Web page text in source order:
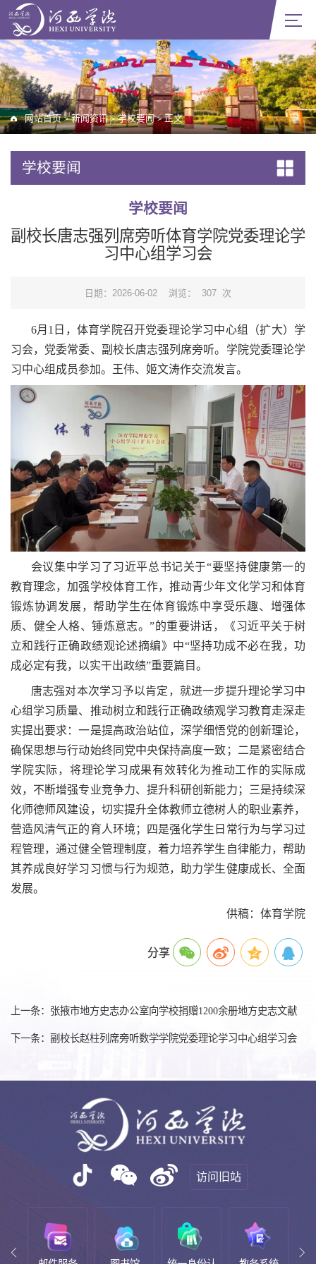
网站首页 > 新闻资讯 > 学校要闻 > 正文
学校要闻
学校要闻
副校长唐志强列席旁听体育学院党委理论学
习中心组学习会
日期：2026-06-02 浏览： 307 次
6月1日，体育学院召开党委理论学习中心组（扩大）学
习会，党委常委、副校长唐志强列席旁听。学院党委理论学
习中心组成员参加。王伟、姬文涛作交流发言。
会议集中学习了习近平总书记关于“要坚持健康第一的
教育理念，加强学校体育工作，推动青少年文化学习和体育
锻炼协调发展，帮助学生在体育锻炼中享受乐趣、增强体
质、健全人格、锤炼意志。”的重要讲话，《习近平关于树
立和践行正确政绩观论述摘编》中“坚持功成不必在我，功
成必定有我，以实干出政绩”重要篇目。
唐志强对本次学习予以肯定，就进一步提升理论学习中
心组学习质量、推动树立和践行正确政绩观学习教育走深走
实提出要求：一是提高政治站位，深学细悟党的创新理论，
确保思想与行动始终同党中央保持高度一致；二是紧密结合
学院实际，将理论学习成果有效转化为推动工作的实际成
效，不断增强专业竞争力、提升科研创新能力；三是持续深
化师德师风建设，切实提升全体教师立德树人的职业素养，
营造风清气正的育人环境；四是强化学生日常行为与学习过
程管理，通过健全管理制度，着力培养学生自律能力，帮助
其养成良好学习习惯与行为规范，助力学生健康成长、全面
发展。
供稿：体育学院
分享
上一条：张掖市地方史志办公室向学校捐赠1200余册地方史志文献
下一条：副校长赵柱列席旁听数学学院党委理论学习中心组学习会
访问旧站